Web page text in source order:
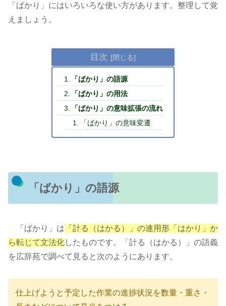
「ばかり」にはいろいろな使い方があります。整理して覚
えましょう。
目次
「ばかり」の語源
「ばかり」の用法
「ばかり」の意味拡張の流れ
「ばかり」の意味変遷
「ばかり」の語源
「ばかり」は 「計る（はかる）」の連用形「はかり」か
ら転じて文法化したものです。「計る（はかる）」の語義
を広辞苑で調べて見ると次のようにあります。
仕上げようと予定した作業の進捗状況を数量・重さ・